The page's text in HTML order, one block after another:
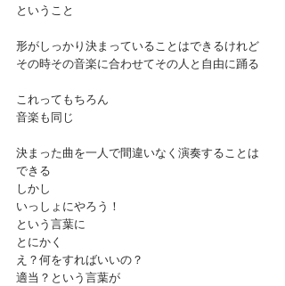
ということ
形がしっかり決まっていることはできるけれど
その時その音楽に合わせてその人と自由に踊る
これってもちろん
音楽も同じ
決まった曲を一人で間違いなく演奏することは
できる
しかし
いっしょにやろう！
という言葉に
とにかく
え？何をすればいいの？
適当？という言葉が